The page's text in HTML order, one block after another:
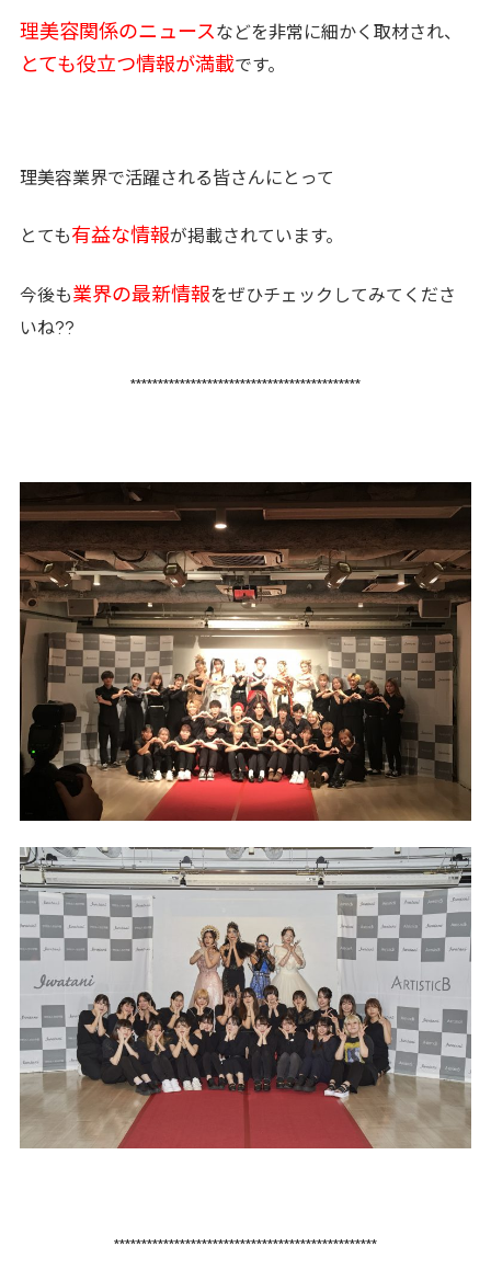
理美容関係のニュースなどを非常に細かく取材され、
とても役立つ情報が満載です。
理美容業界で活躍される皆さんにとって
とても有益な情報が掲載されています。
今後も業界の最新情報をぜひチェックしてみてくださ
いね??
******************************************
************************************************